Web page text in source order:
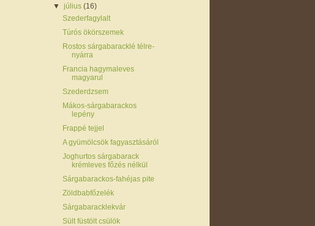
▼július(16)
Szederfagylalt
Túrós ökörszemek
Rostos sárgabaracklé télre-
nyárra
Francia hagymaleves
magyarul
Szederdzsem
Mákos-sárgabarackos
lepény
Frappé tejjel
A gyümölcsök fagyasztásáról
Joghurtos sárgabarack
krémleves főzés nélkül
Sárgabarackos-fahéjas pite
Zöldbabfőzelék
Sárgabaracklekvár
Sült füstölt csülök